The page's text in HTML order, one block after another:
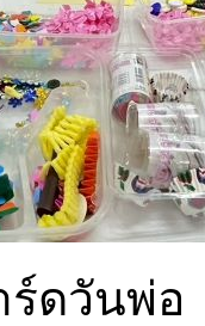
ร์ดวันพ่อ